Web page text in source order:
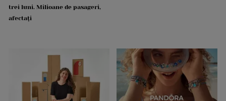
trei luni. Milioane de pasageri,
afectați